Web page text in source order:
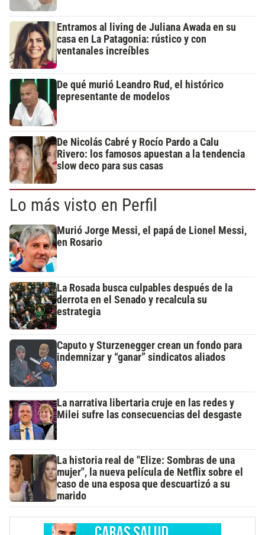
Entramos al living de Juliana Awada en su
casa en La Patagonia: rústico y con
ventanales increíbles
De qué murió Leandro Rud, el histórico
representante de modelos
De Nicolás Cabré y Rocío Pardo a Calu
Rivero: los famosos apuestan a la tendencia
slow deco para sus casas
Lo más visto en Perfil
Murió Jorge Messi, el papá de Lionel Messi,
en Rosario
La Rosada busca culpables después de la
derrota en el Senado y recalcula su
estrategia
Caputo y Sturzenegger crean un fondo para
indemnizar y “ganar” sindicatos aliados
La narrativa libertaria cruje en las redes y
Milei sufre las consecuencias del desgaste
La historia real de "Elize: Sombras de una
mujer", la nueva película de Netflix sobre el
caso de una esposa que descuartizó a su
marido